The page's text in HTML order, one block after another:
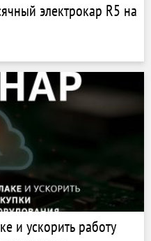
электрокар R5 на
и ускорить работу